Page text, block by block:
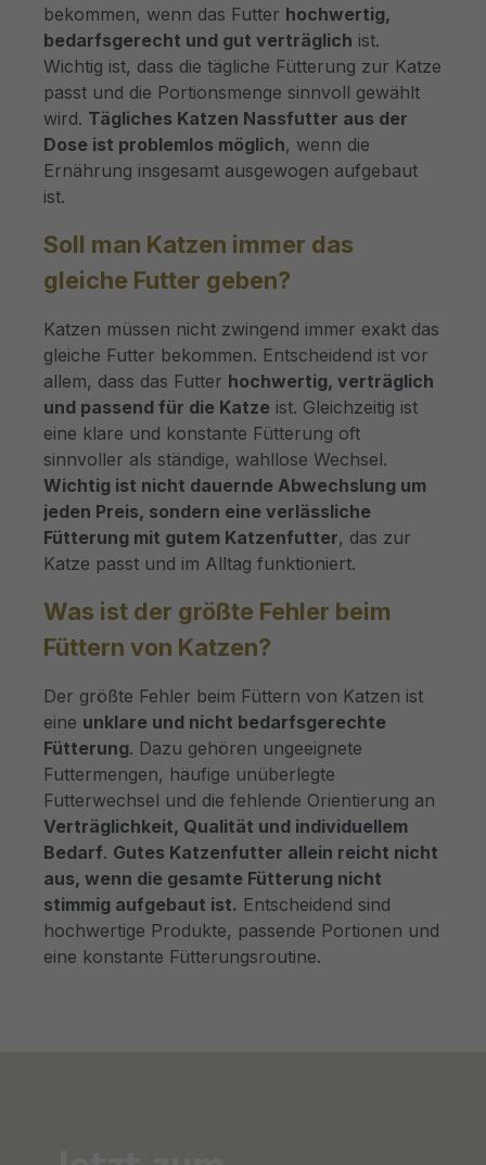
bekommen, wenn das Futter hochwertig,
bedarfsgerecht und gut verträglich ist.
Wichtig ist, dass die tägliche Fütterung zur Katze
passt und die Portionsmenge sinnvoll gewählt
wird. Tägliches Katzen Nassfutter aus der
Dose ist problemlos möglich, wenn die
Ernährung insgesamt ausgewogen aufgebaut
ist.
Soll man Katzen immer das
gleiche Futter geben?
Katzen müssen nicht zwingend immer exakt das
gleiche Futter bekommen. Entscheidend ist vor
allem, dass das Futter hochwertig, verträglich
und passend für die Katze ist. Gleichzeitig ist
eine klare und konstante Fütterung oft
sinnvoller als ständige, wahllose Wechsel.
Wichtig ist nicht dauernde Abwechslung um
jeden Preis, sondern eine verlässliche
Fütterung mit gutem Katzenfutter, das zur
Katze passt und im Alltag funktioniert.
Was ist der größte Fehler beim
Füttern von Katzen?
Der größte Fehler beim Füttern von Katzen ist
eine unklare und nicht bedarfsgerechte
Fütterung. Dazu gehören ungeeignete
Futtermengen, häufige unüberlegte
Futterwechsel und die fehlende Orientierung an
Verträglichkeit, Qualität und individuellem
Bedarf. Gutes Katzenfutter allein reicht nicht
aus, wenn die gesamte Fütterung nicht
stimmig aufgebaut ist. Entscheidend sind
hochwertige Produkte, passende Portionen und
eine konstante Fütterungsroutine.